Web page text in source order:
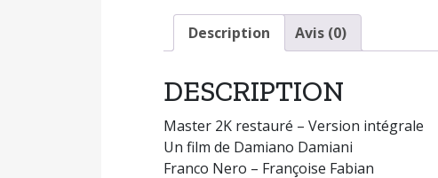
Description Avis (0)
DESCRIPTION
Master 2K restauré – Version intégrale
Un film de Damiano Damiani
Franco Nero – Françoise Fabian